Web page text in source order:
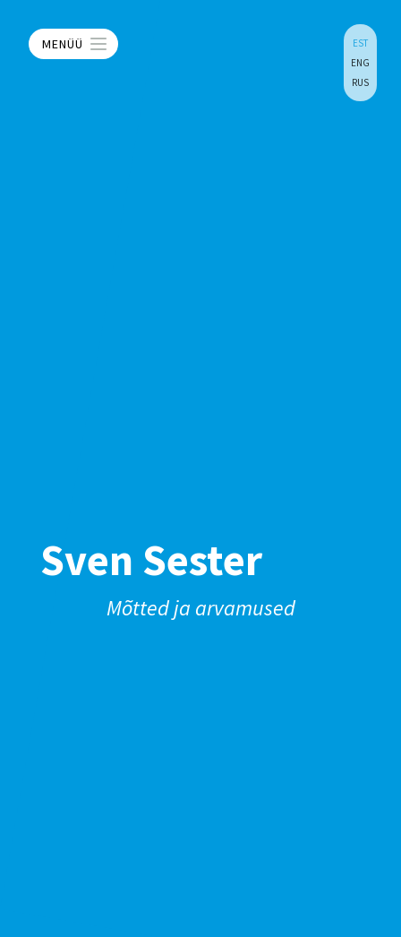
MENÜÜ
EST
ENG
RUS
Sven Sester
Mõtted ja arvamused